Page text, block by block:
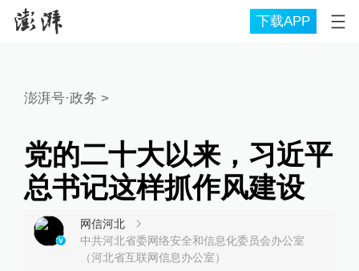
下载APP
澎湃号·政务 >
党的二十大以来，习近平
总书记这样抓作风建设
网信河北
中共河北省委网络安全和信息化委员会办公室
（河北省互联网信息办公室）